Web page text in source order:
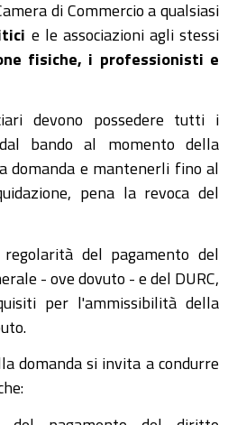
di Commercio a qualsiasi
e le associazioni agli stessi
fisiche, i professionisti e
devono possedere tutti i
bando al momento della
domanda e mantenerli fino al
pena la revoca del
del pagamento del
- ove dovuto - e del DURC,
per l'ammissibilità della
domanda si invita a condurre